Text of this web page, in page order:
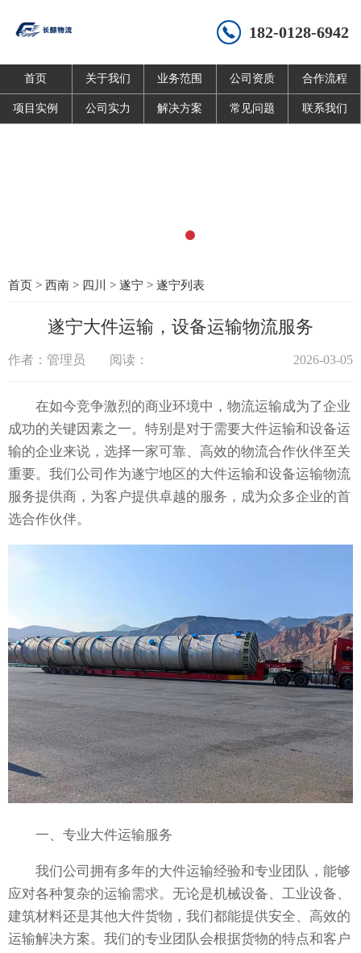
182-0128-6942
首页 关于我们 业务范围 公司资质 合作流程
项目实例 公司实力 解决方案 常见问题 联系我们
首页 > 西南 > 四川 > 遂宁 > 遂宁列表
遂宁大件运输，设备运输物流服务
作者：管理员 阅读： 2026-03-05
在如今竞争激烈的商业环境中，物流运输成为了企业
成功的关键因素之一。特别是对于需要大件运输和设备运
输的企业来说，选择一家可靠、高效的物流合作伙伴至关
重要。我们公司作为遂宁地区的大件运输和设备运输物流
服务提供商，为客户提供卓越的服务，成为众多企业的首
选合作伙伴。
一、专业大件运输服务
我们公司拥有多年的大件运输经验和专业团队，能够
应对各种复杂的运输需求。无论是机械设备、工业设备、
建筑材料还是其他大件货物，我们都能提供安全、高效的
运输解决方案。我们的专业团队会根据货物的特点和客户